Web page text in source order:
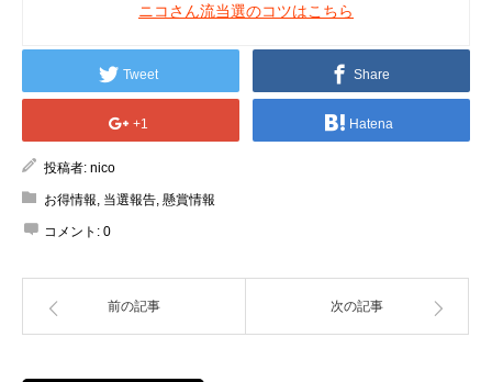
ニコさん流当選のコツはこちら
Tweet Share
+1 Hatena
投稿者: nico
お得情報, 当選報告, 懸賞情報
コメント: 0
前の記事 次の記事